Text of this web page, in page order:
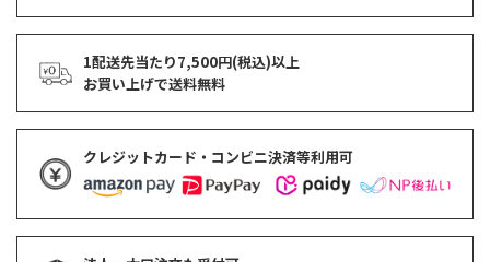
1配送先当たり7,500円(税込)以上
お買い上げで送料無料
クレジットカード・コンビニ決済等利用可